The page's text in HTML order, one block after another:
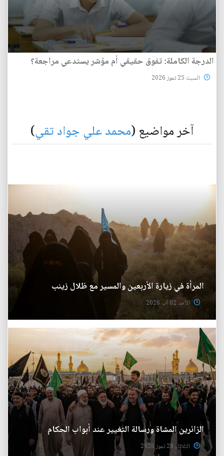
الدرجة الكاملة: تفوق حقيقي أم مؤشر يستدعي مراجعة؟
السبت 25 تموز 2026
آخر مواضيع (محمد علي جواد تقي)
المرأة في زيارة الأربعين والمسير مع ظلال زينب
الأحد 02 آب 2026
الزائرين المشاة ورسالة التغيير عند أبواب الحكام
الثلاثاء 28 تموز 2026